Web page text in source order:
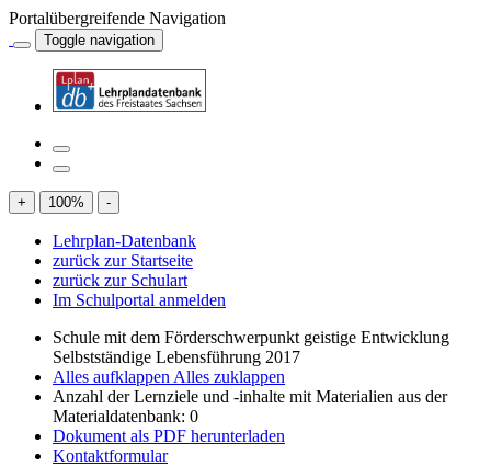
Portalübergreifende Navigation
Toggle navigation
+ 100% -
Lehrplan-Datenbank
zurück zur Startseite
zurück zur Schulart
Im Schulportal anmelden
Schule mit dem Förderschwerpunkt geistige Entwicklung
Selbstständige Lebensführung 2017
Alles aufklappen Alles zuklappen
Anzahl der Lernziele und -inhalte mit Materialien aus der
Materialdatenbank: 0
Dokument als PDF herunterladen
Kontaktformular